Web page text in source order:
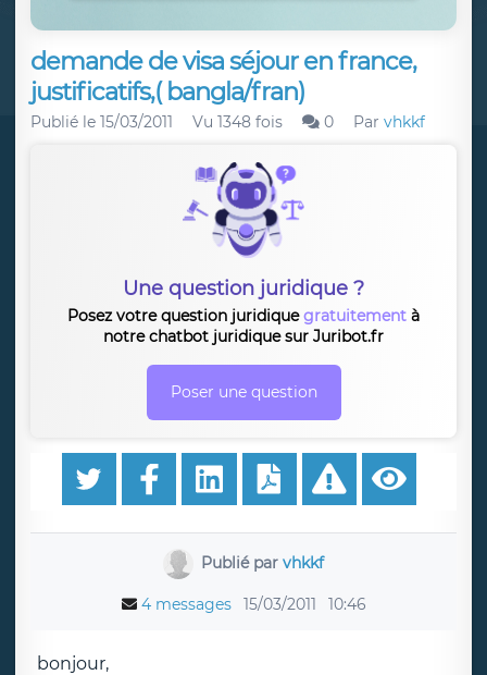
demande de visa séjour en france,
justificatifs,( bangla/fran)
Publié le 15/03/2011 Vu 1348 fois 0 Par vhkkf
Une question juridique ?
Posez votre question juridiquegratuitement à
notre chatbot juridique sur Juribot.fr
Poser une question
Publié parvhkkf
4 messages 15/03/2011 10:46
bonjour,